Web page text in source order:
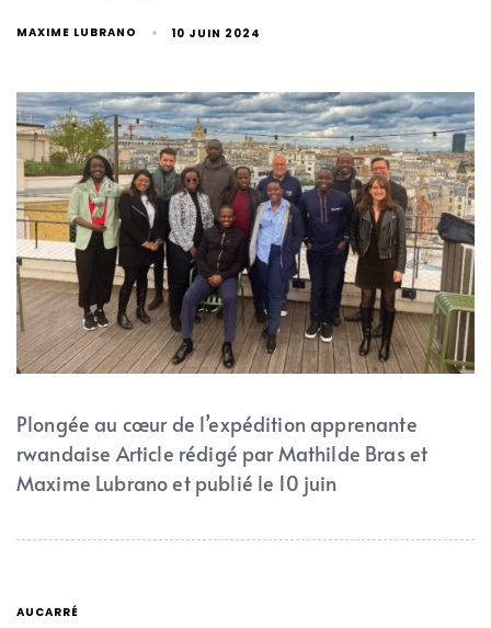
MAXIME LUBRANO 10 JUIN 2024
Plongée au cœur de l’expédition apprenante
rwandaise Article rédigé par Mathilde Bras et
Maxime Lubrano et publié le 10 juin
AUCARRÉ